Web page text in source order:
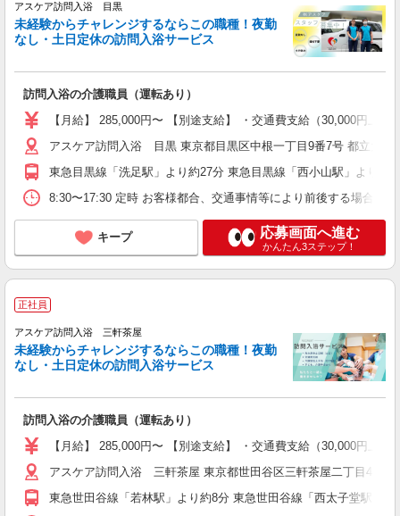
アスケア訪問入浴 目黒
未経験からチャレンジするならこの職種！夜勤
なし・土日定休の訪問入浴サービス
訪問入浴の介護職員（運転あり）
【月給】 285,000円〜 【別途支給】 ・交通費支給（30,000円上
アスケア訪問入浴 目黒 東京都目黒区中根一丁目9番7号 都立大川
東急目黒線「洗足駅」より約27分 東急目黒線「西小山駅」より約
8:30〜17:30 定時 お客様都合、交通事情等により前後する場合あ
キープ 応募画面へ進む
かんたん3ステップ！
正社員
アスケア訪問入浴 三軒茶屋
未経験からチャレンジするならこの職種！夜勤
なし・土日定休の訪問入浴サービス
訪問入浴の介護職員（運転あり）
【月給】 285,000円〜 【別途支給】 ・交通費支給（30,000円上
アスケア訪問入浴 三軒茶屋 東京都世田谷区三軒茶屋二丁目49-6
東急世田谷線「若林駅」より約8分 東急世田谷線「西太子堂駅」